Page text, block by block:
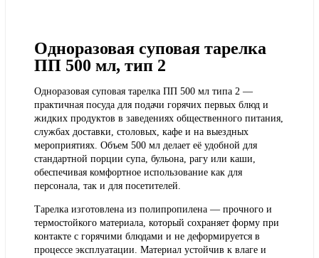
Одноразовая суповая тарелка
ПП 500 мл, тип 2
Одноразовая суповая тарелка ПП 500 мл типа 2 —
практичная посуда для подачи горячих первых блюд и
жидких продуктов в заведениях общественного питания,
службах доставки, столовых, кафе и на выездных
мероприятиях. Объем 500 мл делает её удобной для
стандартной порции супа, бульона, рагу или каши,
обеспечивая комфортное использование как для
персонала, так и для посетителей.
Тарелка изготовлена из полипропилена — прочного и
термостойкого материала, который сохраняет форму при
контакте с горячими блюдами и не деформируется в
процессе эксплуатации. Материал устойчив к влаге и